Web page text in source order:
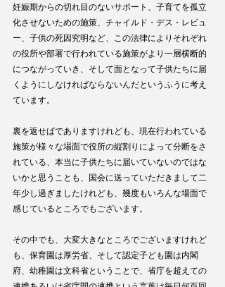
妊娠期からの切れ目のないサポート、子育てを孤立
化させないための施策、チャイルド・デス・レビュ
ー、子供の死因究明など、この法律によりそれぞれ
の役所や部署で行われている施策がより一層横断的
につながっていき、そして面となって子供たちに届
くようにしなければならないんだというふうに考え
ています。
裏を返せばでありますけれども、現在行われている
施策が様々な場面で役所の縦割りによって分断をさ
れている、本当に子供たちに届いていないのではな
いかと思うことも、国会に送っていただきまして二
年少し過ぎましたけれども、幾度もいろんな場面で
感じているところでもございます。
その中でも、大変大きなところでございますけれど
も、保育園は厚労省、そして認定子ども園は内閣
府、幼稚園は文科省ということで、省庁を超えての